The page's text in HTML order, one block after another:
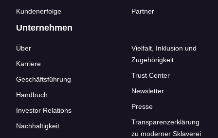
Kundenerfolge
Partner
Unternehmen
Über
Karriere
Geschäftsführung
Handbuch
Investor Relations
Nachhaltigkeit
Vielfalt, Inklusion und
Zugehörigkeit
Trust Center
Newsletter
Presse
Transparenzerklärung
zu moderner Sklaverei